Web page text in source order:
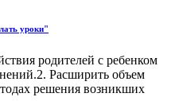
уроки"
родителей с ребенком
Расширить объем
решения возникших